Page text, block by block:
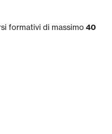
formativi di massimo 40